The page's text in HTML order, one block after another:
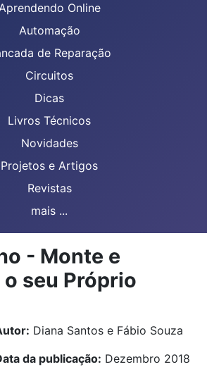
Online
Automação
de Reparação
Circuitos
Dicas
Livros Técnicos
Novidades
Projetos e Artigos
Revistas
mais ...
- Monte e
seu Próprio
Diana Santos e Fábio Souza
da publicação: Dezembro 2018